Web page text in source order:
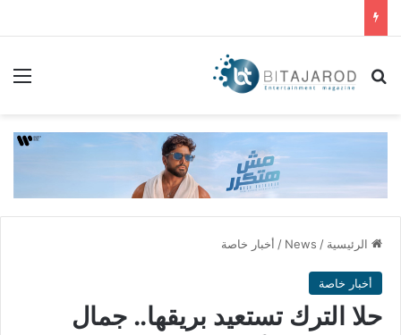
بحث عن
الرئيسية /
News
/ أخبار خاصة
أخبار خاصة
حلا الترك تستعيد بريقها.. جمال